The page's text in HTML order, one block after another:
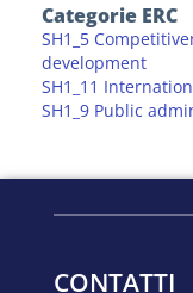
Categorie ERC
SH1_5
development
SH1_11
SH1_9 Public
CONTATTI